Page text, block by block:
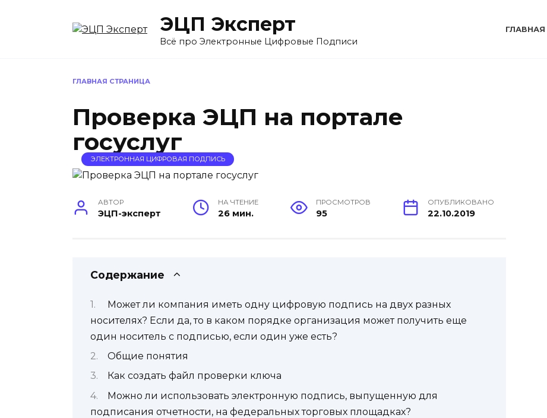
ЭЦП Эксперт
Всё про Электронные Цифровые Подписи
ГЛАВНАЯ
ГЛАВНАЯ СТРАНИЦА
Проверка ЭЦП на портале
госуслуг
ЭЛЕКТРОННАЯ ЦИФРОВАЯ ПОДПИСЬ
АВТОР
ЭЦП-эксперт
НА ЧТЕНИЕ
26 мин.
ПРОСМОТРОВ
95
ОПУБЛИКОВАНО
22.10.2019
Содержание
Может ли компания иметь одну цифровую подпись на двух разных
носителях? Если да, то в каком порядке организация может получить еще
один носитель с подписью, если один уже есть?
Общие понятия
Как создать файл проверки ключа
Можно ли использовать электронную подпись, выпущенную для
подписания отчетности, на федеральных торговых площадках?